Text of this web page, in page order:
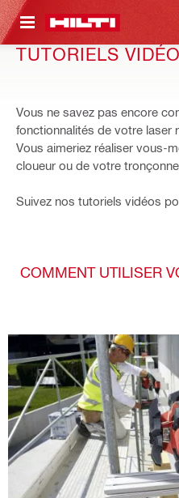
TUTORIELS VIDÉO
Vous ne savez pas encore
fonctionnalités de votre laser
Vous aimeriez réaliser vous-
cloueur ou de votre
Suivez nos tutoriels vidéos
COMMENT UTILISER